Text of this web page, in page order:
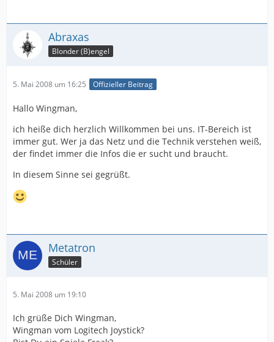
Abraxas
Blonder (B)engel
5. Mai 2008 um 16:25 Offizieller Beitrag
Hallo Wingman,
ich heiße dich herzlich Willkommen bei uns. IT-Bereich ist
immer gut. Wer ja das Netz und die Technik verstehen weiß,
der findet immer die Infos die er sucht und braucht.
In diesem Sinne sei gegrüßt.
Metatron
Schüler
5. Mai 2008 um 19:10
Ich grüße Dich Wingman,
Wingman vom Logitech Joystick?